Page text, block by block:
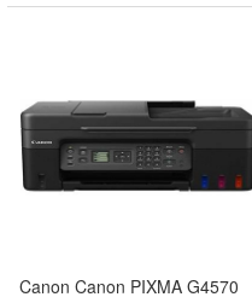
Canon Canon PIXMA G4570